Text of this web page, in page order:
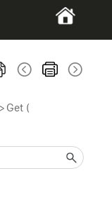
> Get (